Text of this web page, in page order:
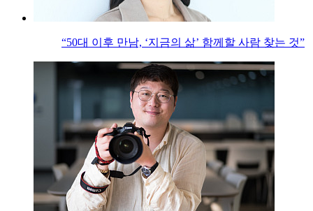
“50대 이후 만남, ‘지금의 삶’ 함께할 사람 찾는 것”